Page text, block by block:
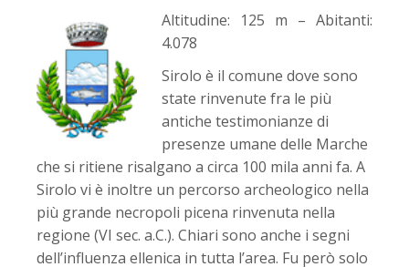
Altitudine: 125 m – Abitanti:
4.078
Sirolo è il comune dove sono
state rinvenute fra le più
antiche testimonianze di
presenze umane delle Marche
che si ritiene risalgano a circa 100 mila anni fa. A
Sirolo vi è inoltre un percorso archeologico nella
più grande necropoli picena rinvenuta nella
regione (VI sec. a.C.). Chiari sono anche i segni
dell’influenza ellenica in tutta l’area. Fu però solo